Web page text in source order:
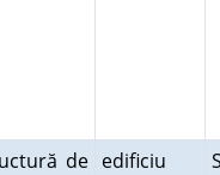
de edificiu